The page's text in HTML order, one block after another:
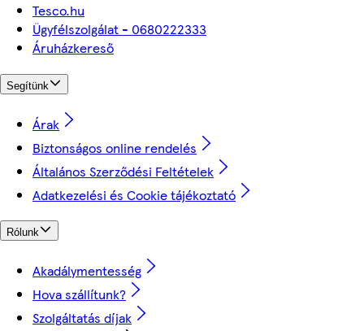
Tesco.hu
Ügyfélszolgálat - 0680222333
Áruházkereső
Segítünk
Árak
Biztonságos online rendelés
Általános Szerződési Feltételek
Adatkezelési és Cookie tájékoztató
Rólunk
Akadálymentesség
Hova szállítunk?
Szolgáltatás díjak